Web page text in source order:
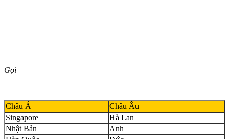
Gọi
Châu Á
Châu Âu
Singapore
Hà Lan
Nhật Bản
Anh